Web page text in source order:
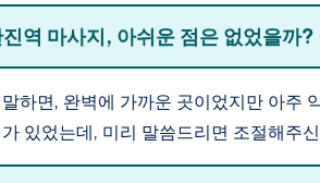
역 마사지, 아쉬운 점은 없었을까?
하면, 완벽에 가까운 곳이었지만 아주
있었는데, 미리 말씀드리면 조절해주